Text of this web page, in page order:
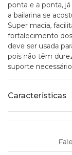
ponta e a ponta,
a bailarina se
Super macia,
fortalecimento dos
deve ser usada
pois não têm
suporte
Características